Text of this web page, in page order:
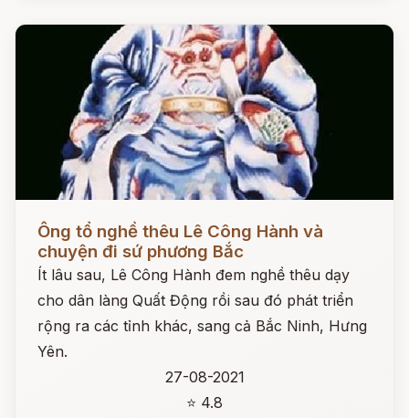
Đọc ngay
Ông tổ nghề thêu Lê Công Hành và
chuyện đi sứ phương Bắc
Ít lâu sau, Lê Công Hành đem nghề thêu dạy
cho dân làng Quất Động rồi sau đó phát triển
rộng ra các tỉnh khác, sang cả Bắc Ninh, Hưng
Yên.
27-08-2021
⭐ 4.8